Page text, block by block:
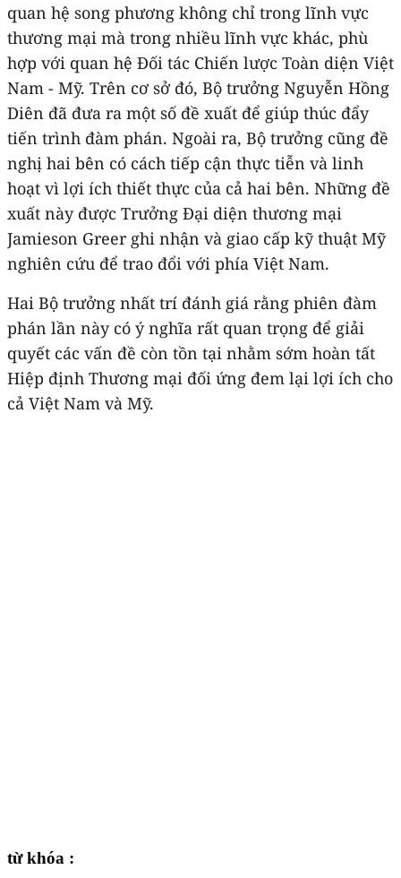
quan hệ song phương không chỉ trong lĩnh vực
thương mại mà trong nhiều lĩnh vực khác, phù
hợp với quan hệ Đối tác Chiến lược Toàn diện Việt
Nam - Mỹ. Trên cơ sở đó, Bộ trưởng Nguyễn Hồng
Diên đã đưa ra một số đề xuất để giúp thúc đẩy
tiến trình đàm phán. Ngoài ra, Bộ trưởng cũng đề
nghị hai bên có cách tiếp cận thực tiễn và linh
hoạt vì lợi ích thiết thực của cả hai bên. Những đề
xuất này được Trưởng Đại diện thương mại
Jamieson Greer ghi nhận và giao cấp kỹ thuật Mỹ
nghiên cứu để trao đổi với phía Việt Nam.
Hai Bộ trưởng nhất trí đánh giá rằng phiên đàm
phán lần này có ý nghĩa rất quan trọng để giải
quyết các vấn đề còn tồn tại nhằm sớm hoàn tất
Hiệp định Thương mại đối ứng đem lại lợi ích cho
cả Việt Nam và Mỹ.
từ khóa :